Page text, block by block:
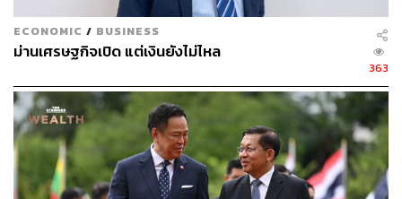
ECONOMIC / BUSINESS
ม่านเศรษฐกิจเปิด แต่เงินยังไม่ไหล
363